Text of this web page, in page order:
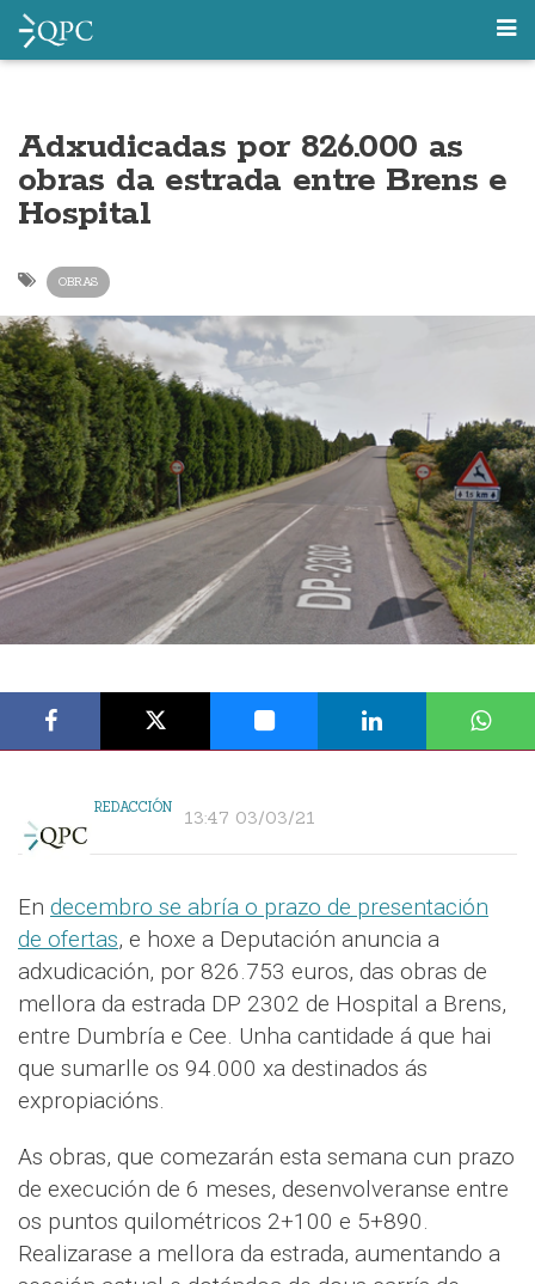
Adxudicadas por 826.000 as
obras da estrada entre Brens e
Hospital
OBRAS
REDACCIÓN 13:47 03/03/21
En decembro se abría o prazo de presentación
de ofertas, e hoxe a Deputación anuncia a
adxudicación, por 826.753 euros, das obras de
mellora da estrada DP 2302 de Hospital a Brens,
entre Dumbría e Cee. Unha cantidade á que hai
que sumarlle os 94.000 xa destinados ás
expropiacións.
As obras, que comezarán esta semana cun prazo
de execución de 6 meses, desenvolveranse entre
os puntos quilométricos 2+100 e 5+890.
Realizarase a mellora da estrada, aumentando a